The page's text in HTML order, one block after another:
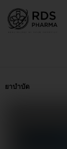
content
ยาบำบัด